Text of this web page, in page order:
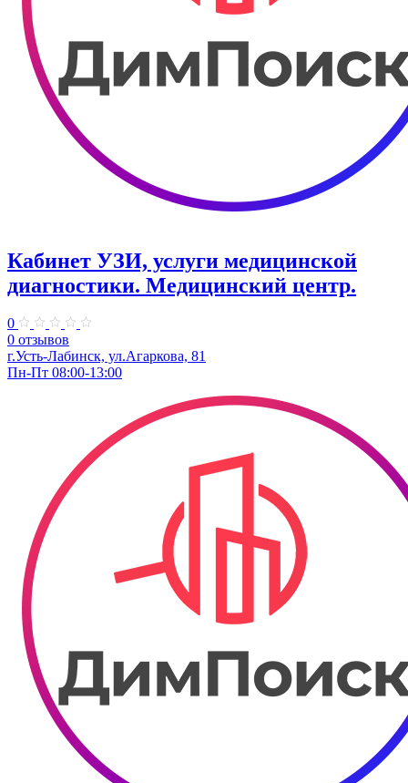
Кабинет УЗИ, услуги медицинской
диагностики. Медицинский центр.
0
0 отзывов
г.Усть-Лабинск, ул.Агаркова, 81
Пн-Пт 08:00-13:00